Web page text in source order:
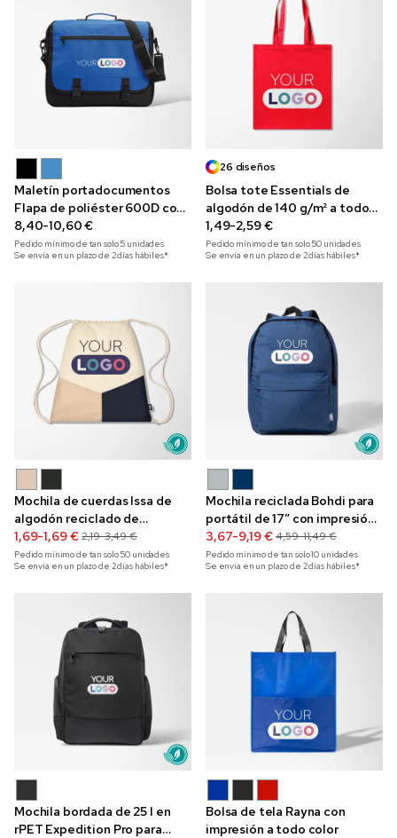
Maletín portadocumentos
Flapa de poliéster 600D con
impresión a todo color
8,40-10,60 €
Pedido mínimo de tan solo5 unidades
Se envía en un plazo de 2 días hábiles*
26 diseños
Bolsa tote Essentials de
algodón de 140 g/m² a todo
color
1,49-2,59 €
Pedido mínimo de tan solo50 unidades
Se envía en un plazo de 2 días hábiles*
Mochila de cuerdas Issa de
algodón reciclado de
160 g/m² con impresión a
todo color
1,69-1,69 € 2,19-3,49 €
Pedido mínimo de tan solo50 unidades
Se envía en un plazo de 2 días hábiles*
Mochila reciclada Bohdi para
portátil de 17” con impresión
a todo color
3,67-9,19 € 4,59-11,49 €
Pedido mínimo de tan solo10 unidades
Se envía en un plazo de 2 días hábiles*
Mochila bordada de 25 l en
rPET Expedition Pro para
Bolsa de tela Rayna con
impresión a todo color